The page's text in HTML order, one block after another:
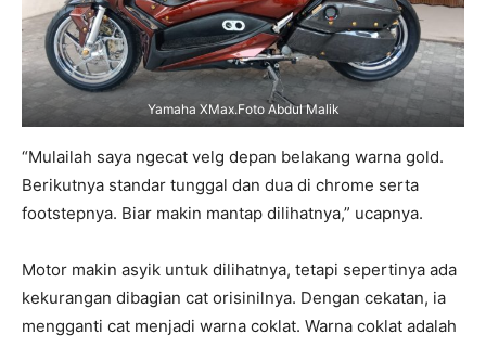
Yamaha XMax.Foto Abdul Malik
“Mulailah saya ngecat velg depan belakang warna gold.
Berikutnya standar tunggal dan dua di chrome serta
footstepnya. Biar makin mantap dilihatnya,” ucapnya.
Motor makin asyik untuk dilihatnya, tetapi sepertinya ada
kekurangan dibagian cat orisinilnya. Dengan cekatan, ia
mengganti cat menjadi warna coklat. Warna coklat adalah